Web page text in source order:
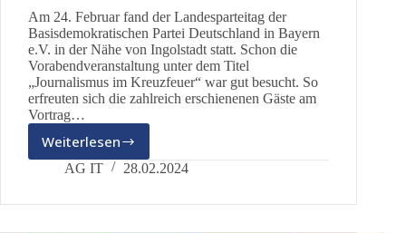
Am 24. Februar fand der Landesparteitag der
Basisdemokratischen Partei Deutschland in Bayern
e.V. in der Nähe von Ingolstadt statt. Schon die
Vorabendveranstaltung unter dem Titel
„Journalismus im Kreuzfeuer“ war gut besucht. So
erfreuten sich die zahlreich erschienenen Gäste am
Vortrag…
WeiterlesenLandesparteitag
2024
AG IT 28.02.2024